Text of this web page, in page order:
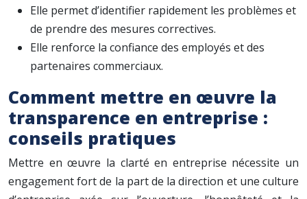
Elle permet d’identifier rapidement les problèmes et
de prendre des mesures correctives.
Elle renforce la confiance des employés et des
partenaires commerciaux.
Comment mettre en œuvre la
transparence en entreprise :
conseils pratiques
Mettre en œuvre la clarté en entreprise nécessite un
engagement fort de la part de la direction et une culture